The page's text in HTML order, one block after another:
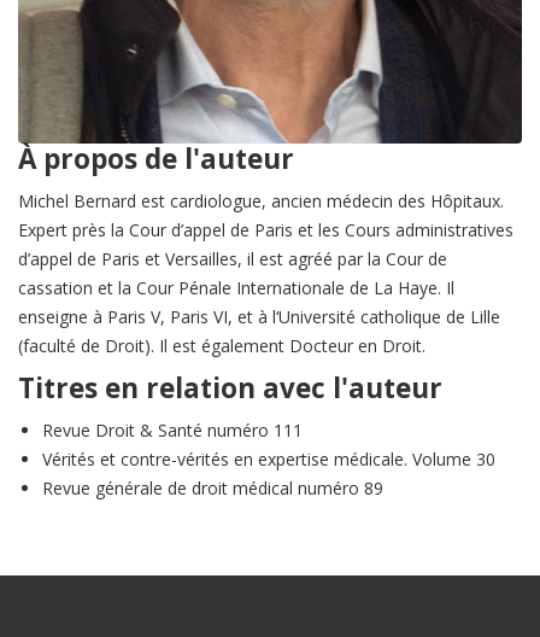
À propos de l'auteur
Michel Bernard est cardiologue, ancien médecin des Hôpitaux.
Expert près la Cour d’appel de Paris et les Cours administratives
d’appel de Paris et Versailles, il est agréé par la Cour de
cassation et la Cour Pénale Internationale de La Haye. Il
enseigne à Paris V, Paris VI, et à l‘Université catholique de Lille
(faculté de Droit). Il est également Docteur en Droit.
Titres en relation avec l'auteur
Revue Droit & Santé numéro 111
Vérités et contre-vérités en expertise médicale. Volume 30
Revue générale de droit médical numéro 89